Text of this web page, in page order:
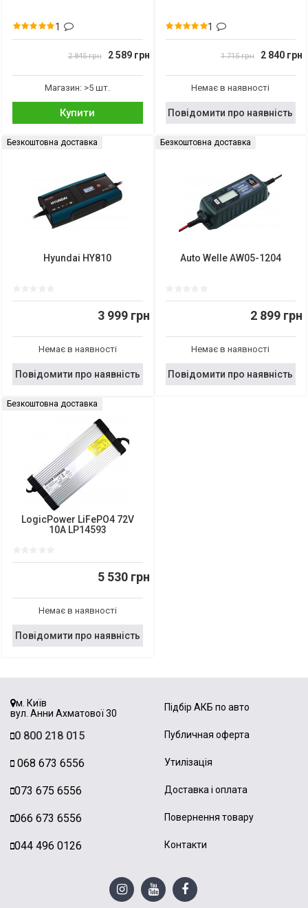
1
2 845 грн 2 589 грн
Магазин: >5 шт.
Купити
1
1 715 грн 2 840 грн
Немає в наявності
Повідомити про наявність
Безкоштовна доставка
Hyundai HY810
3 999 грн
Немає в наявності
Повідомити про наявність
Безкоштовна доставка
Auto Welle AW05-1204
2 899 грн
Немає в наявності
Повідомити про наявність
Безкоштовна доставка
LogicPower LiFePO4 72V
10A LP14593
5 530 грн
Немає в наявності
Повідомити про наявність
м. Київ
вул. Анни Ахматової 30
0 800 218 015
068 673 6556
073 675 6556
066 673 6556
044 496 0126
Підбір АКБ по авто
Публичная оферта
Утилізація
Доставка і оплата
Повернення товару
Контакти